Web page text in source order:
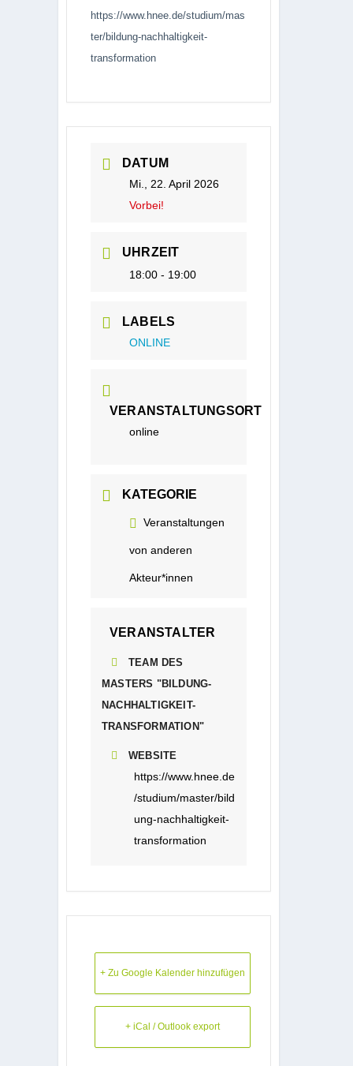
https://www.hnee.de/studium/mas
ter/bildung-nachhaltigkeit-
transformation
DATUM
Mi., 22. April 2026
Vorbei!
UHRZEIT
18:00 - 19:00
LABELS
ONLINE
VERANSTALTUNGSORT
online
KATEGORIE
Veranstaltungen
von anderen
Akteur*innen
VERANSTALTER
TEAM DES
MASTERS "BILDUNG-
NACHHALTIGKEIT-
TRANSFORMATION"
WEBSITE
https://www.hnee.de
/studium/master/bild
ung-nachhaltigkeit-
transformation
+ Zu Google Kalender hinzufügen
+ iCal / Outlook export